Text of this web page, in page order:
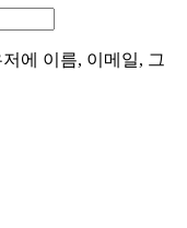
에 이름, 이메일, 그